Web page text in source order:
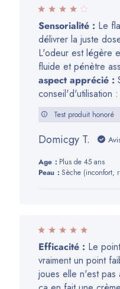
Sensorialité : Le
délivrer la juste
L'odeur est légère
fluide et pénètre
aspect apprécié :
conseil'd'utilisation :
Test produit honoré
Domicgy T.
Age:
Plus de 45 ans
Peau:
Sèche (inconfort,
Efficacité : Le
vraiment un point
joues elle n'est pas